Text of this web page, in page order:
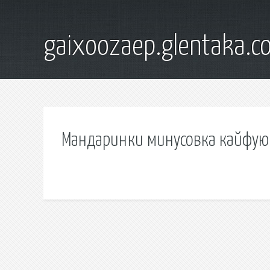
Мандаринки минусовка кайфую